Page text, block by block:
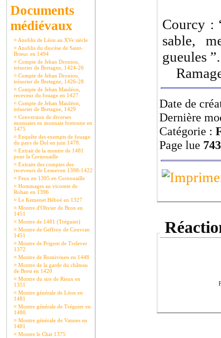
Documents
médiévaux
¤ Anoblis de Léon au XVe siècle
¤ Anoblis du diocèse de Saint-
Brieuc en 1494
¤ Compte de Jehan Droniou,
trésorier de Bretagne, 1424-26
¤ Compte de Jehan Droniou,
trésorier de Bretagne, 1426-28
¤ Compte de Jehan Mauléon,
receveur du fouage en 1427
¤ Compte de Jehan Mauléon,
trésorier de Bretagne, 1429
¤ Conversion de diverses
monnaies en monnaie bretonne en
1475
¤ Enquête des exempts de fouage
du pays de Dol en juin 1478.
¤ Extrait de la montre de 1481
pour la Cornouaille
¤ Extraits des comptes des
receveurs de Lesneven 1398-1422
¤ Feux en 1395 en Cornouaille
¤ Hommages au vicomte de
Rohan en 1396
¤ Le Kemenet Héboé en 1327
¤ Montre d'Olivier de Bron en
1451
¤ Montre de 1481 (Tréguier)
¤ Montre de Geffroy de Couvran
1451
¤ Montre de Prigent de Trelever
1372
¤ Montre de Rosnivinen en 1448
¤ Montre de la garde du château
de Brest en 1420
¤ Montre du sire de Rieux en
1351
¤ Montre générale de Léon en
1481
¤ Montre générale de Tréguier en
1480.
¤ Montre générale de Vannes en
1481
¤ Montre le Chat 1375
Courcy :
sable,
gueules ”.
Date de
Dernière
Catégorie :
Page lue